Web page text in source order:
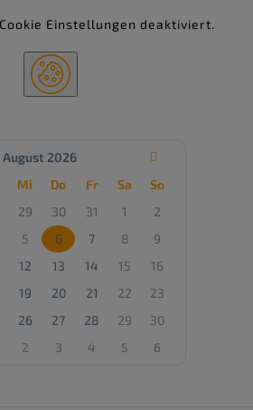
Einstellungen deaktiviert.
August 2026 
Mi Do Fr Sa So
29 30 31 1 2
5 6 7 8 9
12 13 14 15 16
19 20 21 22 23
26 27 28 29 30
2 3 4 5 6